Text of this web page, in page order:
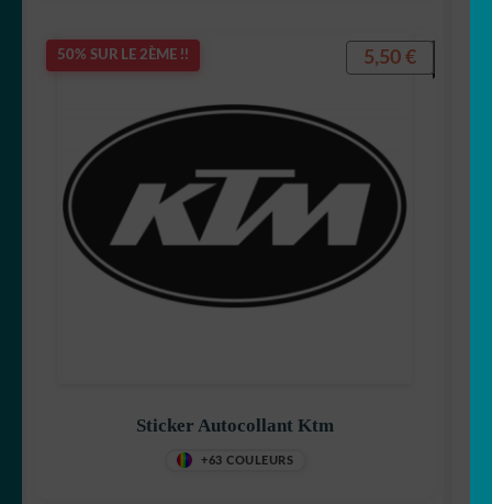
50% SUR LE 2ÈME !!
Sticker Autocollant Ktm
+63 COULEURS
5,50 €